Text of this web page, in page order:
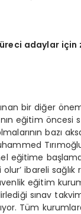
adaylar için
bir diğer
eğitim öncesi
bazı
eğitime
ibareli
eğitim
sınav
Tüm